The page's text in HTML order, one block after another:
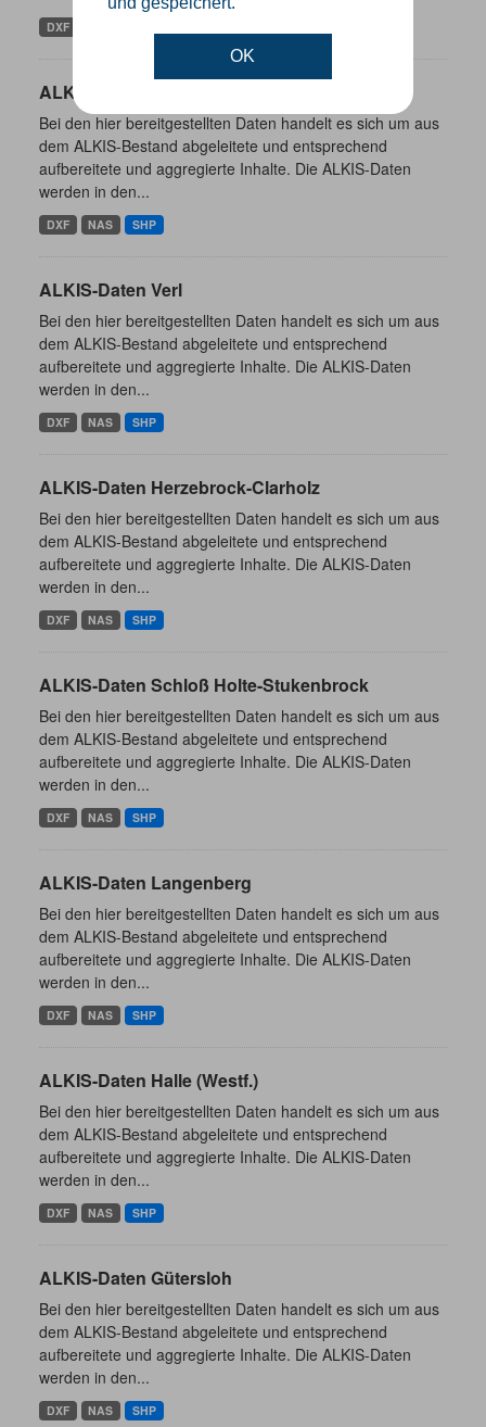
OK
DXF
ALKIS-Daten Borgholzhausen
Bei den hier bereitgestellten Daten handelt es sich um aus
dem ALKIS-Bestand abgeleitete und entsprechend
aufbereitete und aggregierte Inhalte. Die ALKIS-Daten
werden in den...
DXF NAS SHP
ALKIS-Daten Verl
Bei den hier bereitgestellten Daten handelt es sich um aus
dem ALKIS-Bestand abgeleitete und entsprechend
aufbereitete und aggregierte Inhalte. Die ALKIS-Daten
werden in den...
DXF NAS SHP
ALKIS-Daten Herzebrock-Clarholz
Bei den hier bereitgestellten Daten handelt es sich um aus
dem ALKIS-Bestand abgeleitete und entsprechend
aufbereitete und aggregierte Inhalte. Die ALKIS-Daten
werden in den...
DXF NAS SHP
ALKIS-Daten Schloß Holte-Stukenbrock
Bei den hier bereitgestellten Daten handelt es sich um aus
dem ALKIS-Bestand abgeleitete und entsprechend
aufbereitete und aggregierte Inhalte. Die ALKIS-Daten
werden in den...
DXF NAS SHP
ALKIS-Daten Langenberg
Bei den hier bereitgestellten Daten handelt es sich um aus
dem ALKIS-Bestand abgeleitete und entsprechend
aufbereitete und aggregierte Inhalte. Die ALKIS-Daten
werden in den...
DXF NAS SHP
ALKIS-Daten Halle (Westf.)
Bei den hier bereitgestellten Daten handelt es sich um aus
dem ALKIS-Bestand abgeleitete und entsprechend
aufbereitete und aggregierte Inhalte. Die ALKIS-Daten
werden in den...
DXF NAS SHP
ALKIS-Daten Gütersloh
Bei den hier bereitgestellten Daten handelt es sich um aus
dem ALKIS-Bestand abgeleitete und entsprechend
aufbereitete und aggregierte Inhalte. Die ALKIS-Daten
werden in den...
DXF NAS SHP